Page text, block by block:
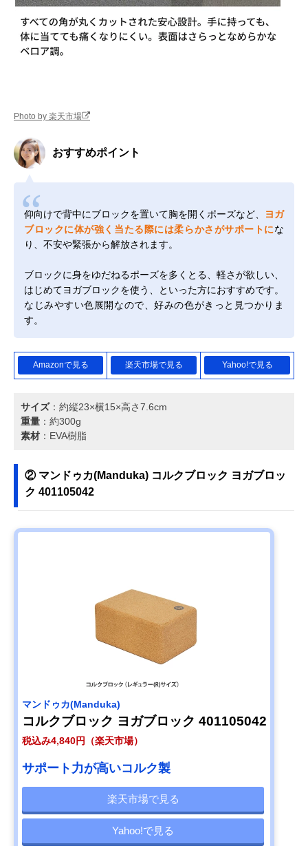
Photo by 楽天市場
おすすめポイント
仰向けで背中にブロックを置いて胸を開くポーズなど、
ヨガ
ブロックに体が強く当たる際には柔らかさがサポートにな
り、不安や緊張から解放されます。
ブロックに身をゆだねるポーズを多くとる、軽さが欲しい、
はじめてヨガブロックを使う、といった方におすすめです。
なじみやすい色展開なので、好みの色がきっと見つかりま
す。
Amazonで見る 楽天市場で見る Yahoo!で見る
サイズ：約縦23×横15×高さ7.6cm
重量 ：約300g
素材 ：EVA樹脂
② マンドゥカ(Manduka) コルクブロック ヨガブロッ
ク 401105042
マンドゥカ(Manduka)
コルクブロック ヨガブロック 401105042
税込み4,840円（楽天市場）
サポート力が高いコルク製
楽天市場で見る
Yahoo!で見る